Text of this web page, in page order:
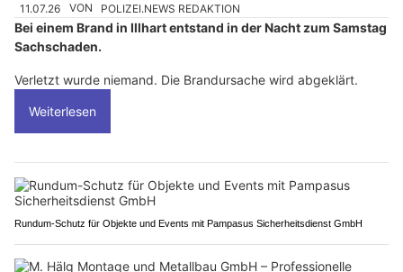
11.07.26 VON POLIZEI.NEWS REDAKTION
Bei einem Brand in Illhart entstand in der Nacht zum Samstag
Sachschaden.
Verletzt wurde niemand. Die Brandursache wird abgeklärt.
Weiterlesen
Rundum-Schutz für Objekte und Events mit Pampasus Sicherheitsdienst GmbH